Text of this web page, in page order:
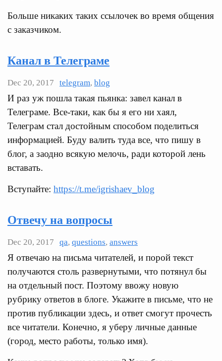
Больше никаких таких ссылочек во время общения
с заказчиком.
Канал в Телеграме
Dec 20, 2017 telegram, blog
И раз уж пошла такая пьянка: завел канал в
Телеграме. Все-таки, как бы я его ни хаял,
Телеграм стал достойным способом поделиться
информацией. Буду валить туда все, что пишу в
блог, а заодно всякую мелочь, ради которой лень
вставать.
Вступайте: https://t.me/igrishaev_blog
Отвечу на вопросы
Dec 20, 2017 qa, questions, answers
Я отвечаю на письма читателей, и порой текст
получаются столь развернутыми, что потянул бы
на отдельный пост. Поэтому ввожу новую
рубрику ответов в блоге. Укажите в письме, что не
против публикации здесь, и ответ смогут прочесть
все читатели. Конечно, я уберу личные данные
(город, место работы, только имя).